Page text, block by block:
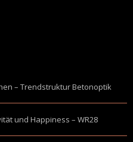
– Trendstruktur Betonoptik
und Happiness – WR28